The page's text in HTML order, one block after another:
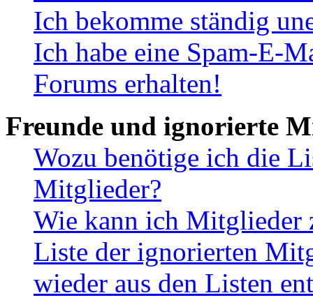
Ich bekomme ständig
Ich habe eine Spam-E-
Forums erhalten!
Freunde und ignorierte
Wozu benötige ich die
Mitglieder?
Wie kann ich Mitglieder
Liste der ignorierten
wieder aus den Listen